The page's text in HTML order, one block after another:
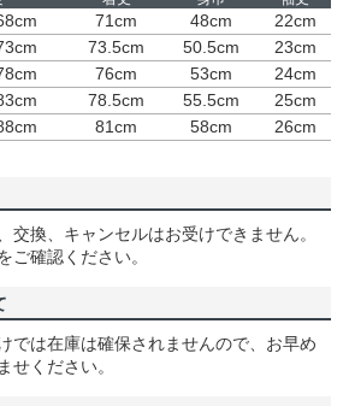
71cm 48cm
22cm
73.5cm 50.5cm
23cm
76cm 53cm
24cm
78.5cm 55.5cm
25cm
81cm 58cm 26cm
交換、キャンセルはお受けできません。
ご確認ください。
では在庫は確保されませんので、お早め
せください。